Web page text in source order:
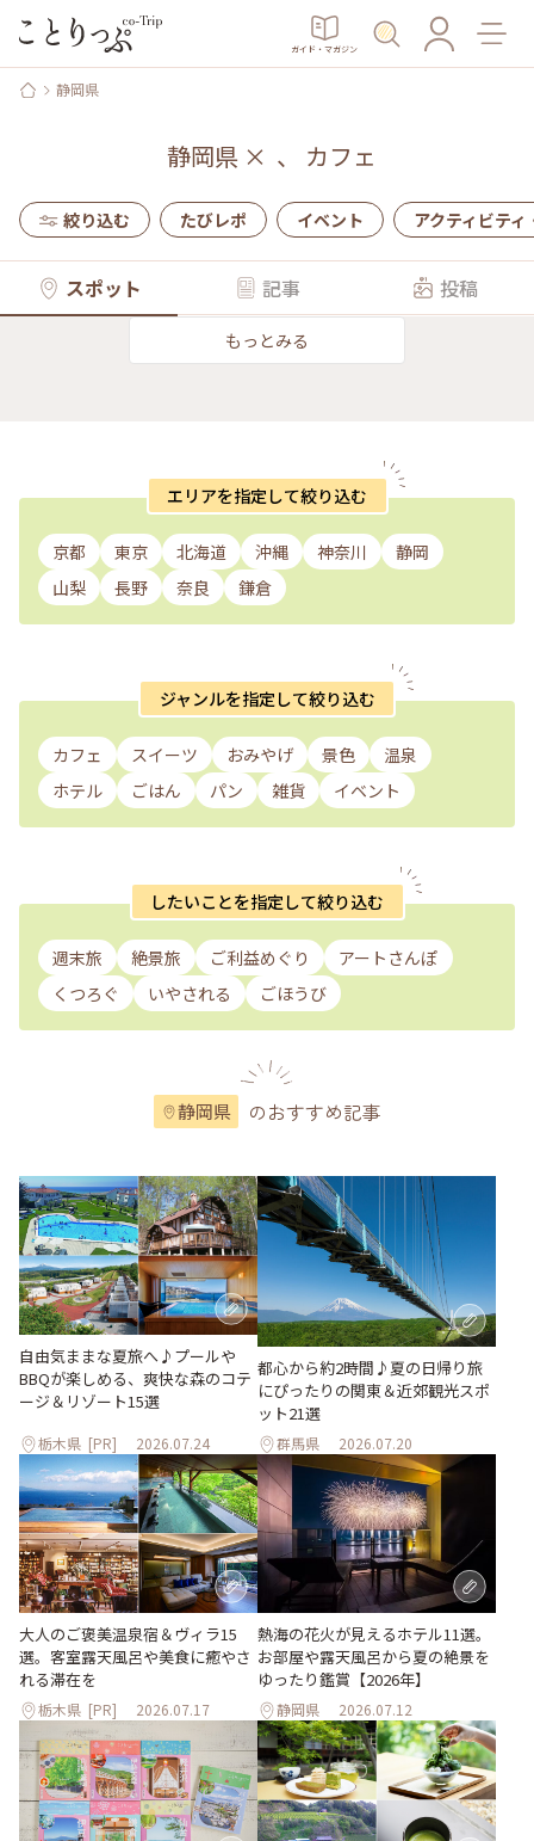
ガイド・マガジン
静岡県
静岡県 × 、 カフェ
絞り込む たびレポ イベント アクティビティ
スポット 記事 投稿
もっとみる
エリアを指定して絞り込む
京都 東京 北海道 沖縄 神奈川
静岡
山梨
長野 奈良 鎌倉
ジャンルを指定して絞り込む
カフェ スイーツ おみやげ 景色
温泉
ホテル
ごはん パン 雑貨 イベント
したいことを指定して絞り込む
週末旅 絶景旅 ご利益めぐり
アートさんぽ
くつろぐ
いやされる ごほうび
静岡県 のおすすめ記事
自由気ままな夏旅へ♪プールや
BBQが楽しめる、爽快な森のコテ
ージ＆リゾート15選
栃木県 [PR] 2026.07.24
都心から約2時間♪夏の日帰り旅
にぴったりの関東＆近郊観光スポ
ット21選
群馬県 2026.07.20
大人のご褒美温泉宿＆ヴィラ15
選。客室露天風呂や美食に癒やさ
れる滞在を
栃木県 [PR] 2026.07.17
熱海の花火が見えるホテル11選。
お部屋や露天風呂から夏の絶景を
ゆったり鑑賞【2026年】
静岡県 2026.07.12